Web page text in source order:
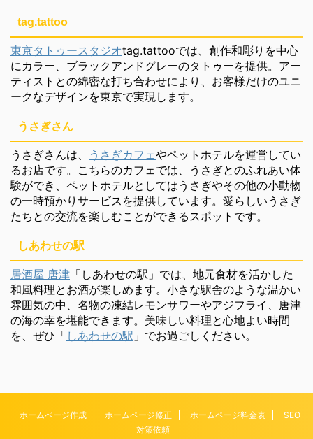
tag.tattoo
東京タトゥースタジオtag.tattooでは、創作和彫りを中心
にカラー、ブラックアンドグレーのタトゥーを提供。アー
ティストとの綿密な打ち合わせにより、お客様だけのユニ
ークなデザインを東京で実現します。
うさぎさん
うさぎさんは、 うさぎカフェやペットホテルを運営してい
るお店です。こちらのカフェでは、うさぎとのふれあい体
験ができ、ペットホテルとしてはうさぎやその他の小動物
の一時預かりサービスを提供しています。愛らしいうさぎ
たちとの交流を楽しむことができるスポットです。
しあわせの駅
居酒屋 唐津 「しあわせの駅」では、地元食材を活かした
和風料理とお酒が楽しめます。小さな駅舎のような温かい
雰囲気の中、名物の凍結レモンサワーやアジフライ、唐津
の海の幸を堪能できます。美味しい料理と心地よい時間
を、ぜひ「 しあわせの駅 」でお過ごしください。
ホームページ作成 ホームページ修正 ホームページ料金表
SEO
対策依頼